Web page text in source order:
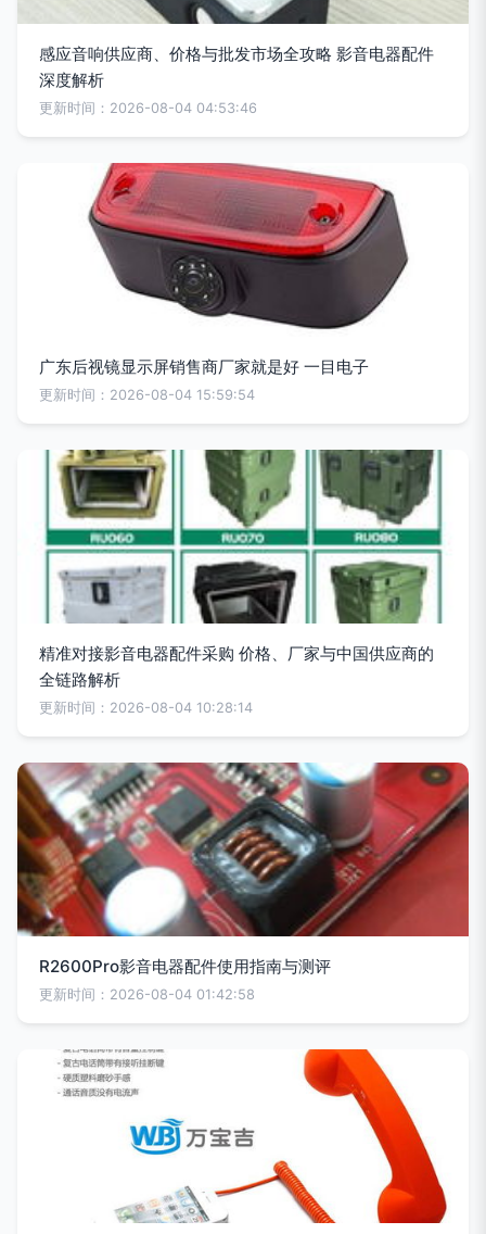
感应音响供应商、价格与批发市场全攻略 影音电器配件
深度解析
更新时间：2026-08-04 04:53:46
广东后视镜显示屏销售商厂家就是好 一目电子
更新时间：2026-08-04 15:59:54
精准对接影音电器配件采购 价格、厂家与中国供应商的
全链路解析
更新时间：2026-08-04 10:28:14
R2600Pro影音电器配件使用指南与测评
更新时间：2026-08-04 01:42:58